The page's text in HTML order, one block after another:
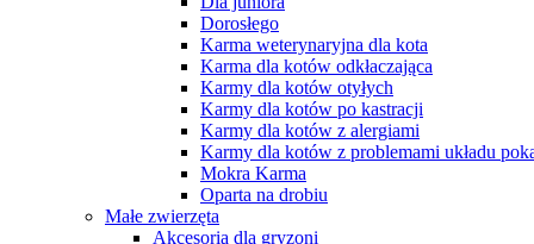
Dorosłego
Karma weterynaryjna dla kota
Karma dla kotów odkłaczająca
Karmy dla kotów otyłych
Karmy dla kotów po kastracji
Karmy dla kotów z alergiami
Karmy dla kotów z problemami układu
Mokra Karma
Oparta na drobiu
Małe zwierzęta
Akcesoria dla gryzoni